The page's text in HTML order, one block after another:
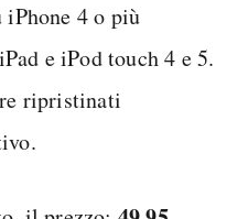
4 o più
e iPod touch 4 e 5.
ripristinati